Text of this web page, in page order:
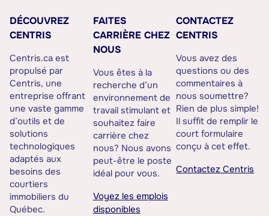
DÉCOUVREZ
CENTRIS
Centris.ca est
propulsé par
Centris, une
entreprise offrant
une vaste gamme
d’outils et de
solutions
technologiques
adaptés aux
besoins des
courtiers
immobiliers du
Québec.
FAITES
CARRIÈRE CHEZ
NOUS
Vous êtes à la
recherche d’un
environnement de
travail stimulant et
souhaitez faire
carrière chez
nous? Nous avons
peut-être le poste
idéal pour vous.
Voyez les emplois
disponibles
CONTACTEZ
CENTRIS
Vous avez des
questions ou des
commentaires à
nous soumettre?
Rien de plus simple!
Il suffit de remplir le
court formulaire
conçu à cet effet.
Contactez Centris